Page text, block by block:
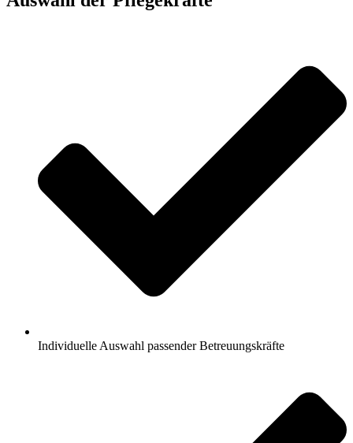
Individuelle Auswahl passender Betreuungskräfte